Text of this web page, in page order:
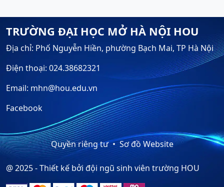
TRƯỜNG ĐẠI HỌC MỞ HÀ NỘI HOU
Địa chỉ: Phố Nguyễn Hiền, phường Bạch Mai, TP Hà Nội
Điện thoại: 024.38682321
Email: mhn@hou.edu.vn
Facebook
Quyền riêng tư Sơ đồ Website
@ 2025 - Thiết kế bởi đội ngũ sinh viên trường HOU